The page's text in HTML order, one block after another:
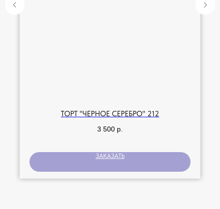
ТОРТ "ЧЁРНОЕ СЕРЕБРО" 212
3 500 р.
ЗАКАЗАТЬ